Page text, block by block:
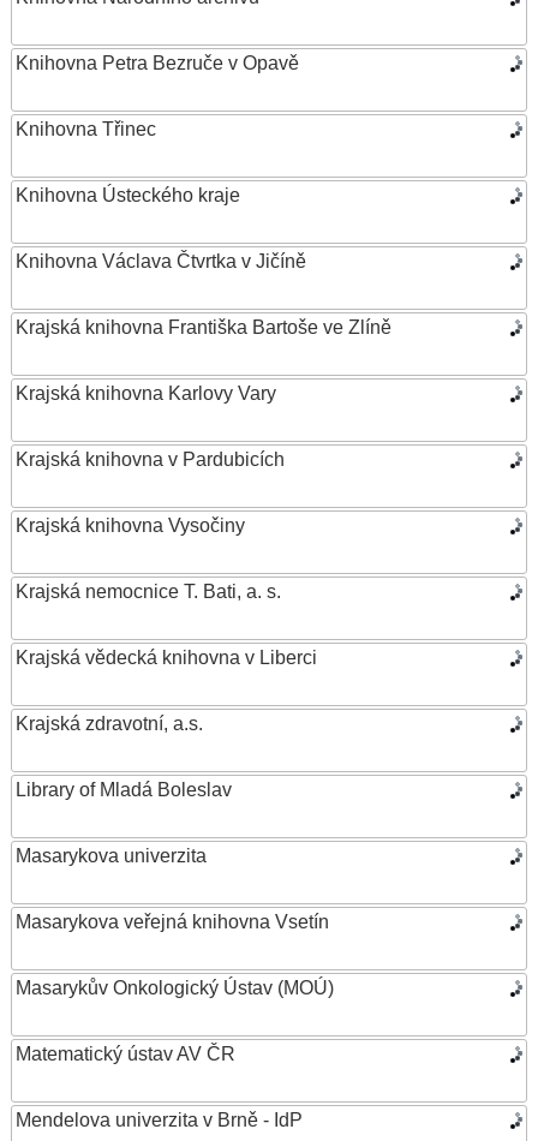
Knihovna Petra Bezruče v Opavě
Knihovna Třinec
Knihovna Ústeckého kraje
Knihovna Václava Čtvrtka v Jičíně
Krajská knihovna Františka Bartoše ve Zlíně
Krajská knihovna Karlovy Vary
Krajská knihovna v Pardubicích
Krajská knihovna Vysočiny
Krajská nemocnice T. Bati, a. s.
Krajská vědecká knihovna v Liberci
Krajská zdravotní, a.s.
Library of Mladá Boleslav
Masarykova univerzita
Masarykova veřejná knihovna Vsetín
Masarykův Onkologický Ústav (MOÚ)
Matematický ústav AV ČR
Mendelova univerzita v Brně - IdP